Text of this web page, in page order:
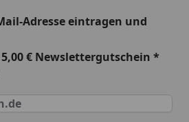
Adresse eintragen und
€ Newslettergutschein *